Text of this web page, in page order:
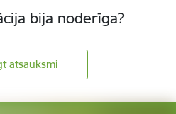
bija noderīga?
atsauksmi